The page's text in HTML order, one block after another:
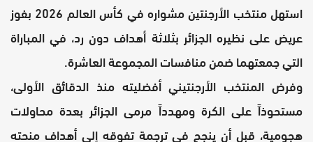
استهل منتخب الأرجنتين مشواره في كأس العالم 2026 بفوز
عريض على نظيره الجزائر بثلاثة أهداف دون رد، في المباراة
التي جمعتهما ضمن منافسات المجموعة العاشرة.
وفرض المنتخب الأرجنتيني أفضليته منذ الدقائق الأولى،
مستحوذاً على الكرة ومهدداً مرمى الجزائر بعدة محاولات
هجومية، قبل أن ينجح في ترجمة تفوقه إلى أهداف منحته